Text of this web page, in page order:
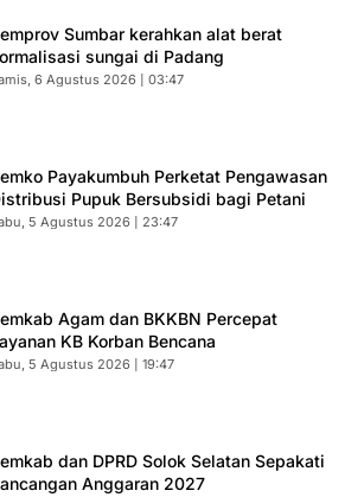
Sumbar kerahkan alat berat
sungai di Padang
6 Agustus 2026 | 03:47
Payakumbuh Perketat Pengawasan
Pupuk Bersubsidi bagi Petani
5 Agustus 2026 | 23:47
Agam dan BKKBN Percepat
KB Korban Bencana
5 Agustus 2026 | 19:47
dan DPRD Solok Selatan Sepakati
Anggaran 2027